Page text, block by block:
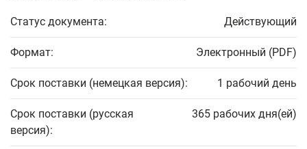
Статус документа: Действующий
Формат: Электронный (PDF)
Срок поставки (немецкая версия): 1 рабочий день
Срок поставки (русская
версия):
365 рабочих дня(ей)